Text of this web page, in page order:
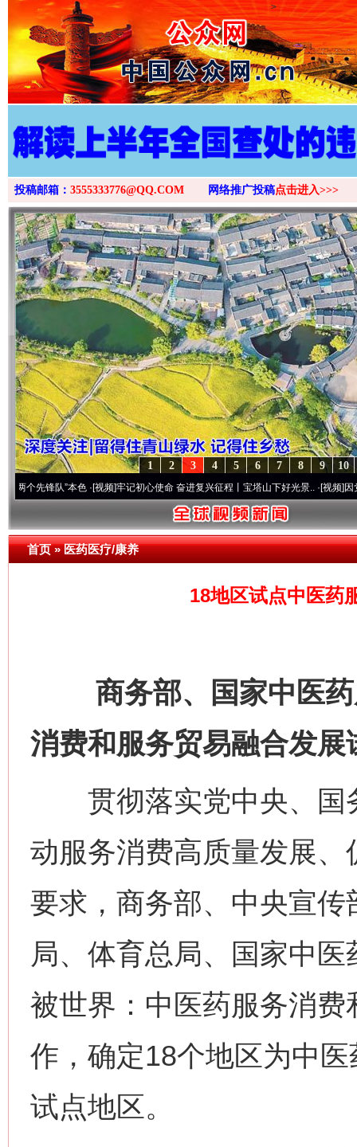
>
投稿邮箱： 3555333776@QQ.COM 网络推广投稿点击进入>>>
10
9
8
7
6
5
4
3
2
1
队”本色·[视频]牢记初心使命 奋进复兴征程丨宝塔山下好光景..·[视频]因党而生 为
首页»医药医疗/康养
18地区试点中医药
商务部、国家中医药
消费和服务贸易融合发展
贯彻落实党中央、国
动服务消费高质量发展
要求，商务部、中央宣
局、体育总局、国家中
被世界：中医药服务消费
作，确定18个地区为中
试点地区。